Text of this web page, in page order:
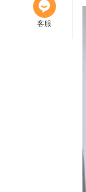
客服